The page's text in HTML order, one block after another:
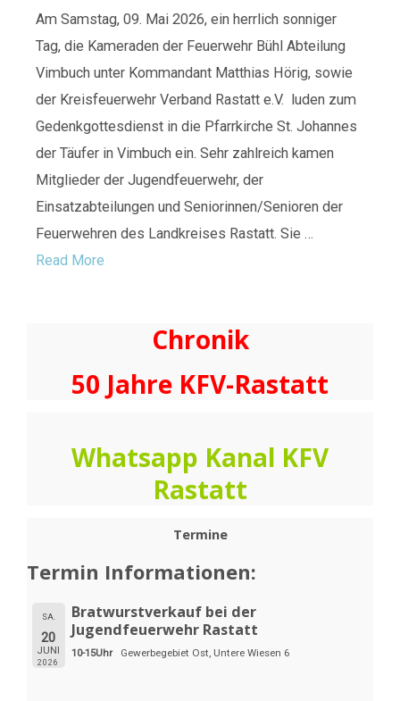
Am Samstag, 09. Mai 2026, ein herrlich sonniger
Tag, die Kameraden der Feuerwehr Bühl Abteilung
Vimbuch unter Kommandant Matthias Hörig, sowie
der Kreisfeuerwehr Verband Rastatt e.V. luden zum
Gedenkgottesdienst in die Pfarrkirche St. Johannes
der Täufer in Vimbuch ein. Sehr zahlreich kamen
Mitglieder der Jugendfeuerwehr, der
Einsatzabteilungen und Seniorinnen/Senioren der
Feuerwehren des Landkreises Rastatt. Sie …
Read More
Chronik
50 Jahre KFV-Rastatt
Whatsapp Kanal KFV
Rastatt
Termine
Termin Informationen:
SA.
20
JUNI
2026
Bratwurstverkauf bei der
Jugendfeuerwehr Rastatt
10-15Uhr Gewerbegebiet Ost, Untere Wiesen 6